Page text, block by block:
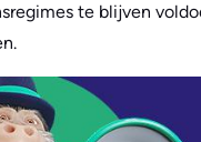
te blijven